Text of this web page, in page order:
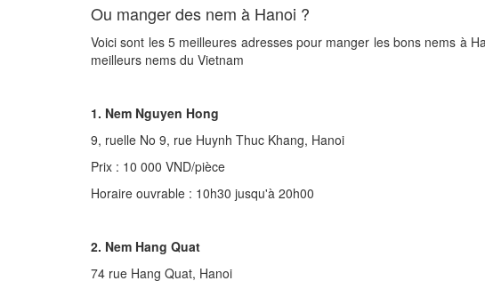
Ou manger des nem à Hanoi ?
Voici sont les 5 meilleures adresses pour manger les bons nems à
meilleurs nems du Vietnam
1. Nem Nguyen Hong
9, ruelle No 9, rue Huynh Thuc Khang, Hanoi
Prix : 10 000 VND/pièce
Horaire ouvrable : 10h30 jusqu'à 20h00
2. Nem Hang Quat
74 rue Hang Quat, Hanoi